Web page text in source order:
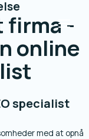
Menu
firma -
online
specialist
med at opnå